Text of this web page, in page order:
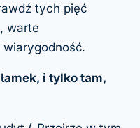
tych pięć
warte
i tylko tam,